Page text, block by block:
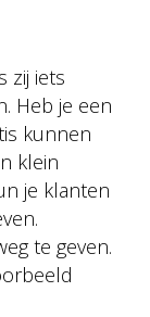
zij iets
Heb je een
kunnen
klein
je klanten
te geven.